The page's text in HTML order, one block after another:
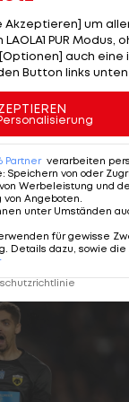
ÖFB
da
Akzeptieren] um
PUR
auch eine
Button links unten
Partner verarbeiten
: Speichern von oder
Werbeleistung und
von Angeboten.
unter Umständen
für gewisse
Details dazu, sowie